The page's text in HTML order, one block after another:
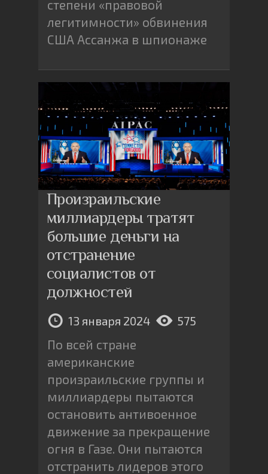
степени «правовой
легитимности» обвинения
США Ассанжа в шпионаже
Произраильские
миллиардеры тратят
большие деньги на
отстранение
социалистов от
должностей
13 января 2024 575
По всей стране
американские
произраильские группы и
миллиардеры пытаются
остановить антивоенное
движение за прекращение
огня в Газе. Они пытаются
отстранить лидеров этого